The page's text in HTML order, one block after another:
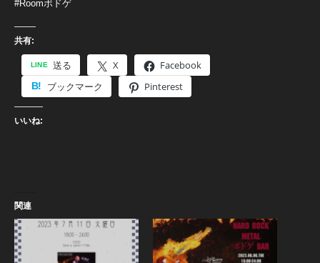
#Roomボドゲ
共有:
送る X
Facebook
ブックマーク
Pinterest
いいね:
関連